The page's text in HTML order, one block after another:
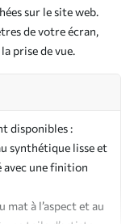
sur le site web.
de votre écran,
prise de vue.
disponibles :
synthétique lisse et
une finition
mat à l’aspect et au